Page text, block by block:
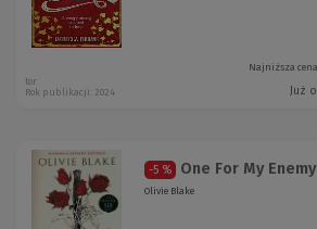
Najniższa
Już
tor
Rok publikacji: 2024
-5 % One For My Enemy
Olivie Blake